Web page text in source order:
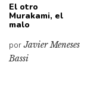
El otro
Murakami, el
malo
porJavier Meneses
Bassi